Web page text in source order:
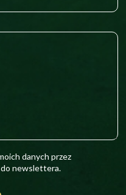
danych przez
newslettera.